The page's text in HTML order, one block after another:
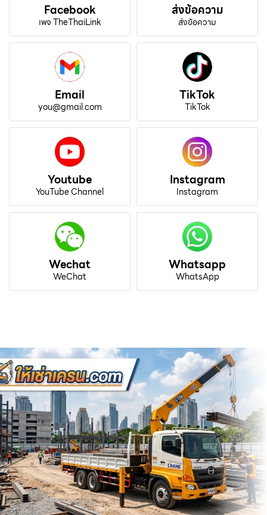
Facebook
เพจ TheThaiLink
ส่งข้อความ
ส่งข้อความ
Email
you@gmail.com
TikTok
TikTok
Youtube
YouTube Channel
Instagram
Instagram
Wechat
WeChat
Whatsapp
WhatsApp